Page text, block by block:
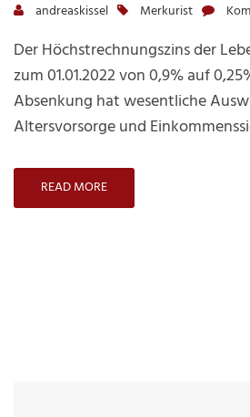
andreaskissel Merkurist
Der Höchstrechnungszins der
zum 01.01.2022 von 0,9% auf
Absenkung hat wesentliche
Altersvorsorge und
READ MORE